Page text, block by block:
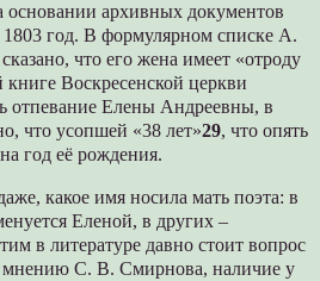
архивных документов
1803 год. В формулярном списке А.
что его жена имеет «отроду
книге Воскресенской церкви
отпевание Елены Андреевны, в
что усопшей «38 лет»29, что опять
год её рождения.
какое имя носила мать поэта: в
Еленой, в других –
в литературе давно стоит вопрос
мнению С. В. Смирнова, наличие у